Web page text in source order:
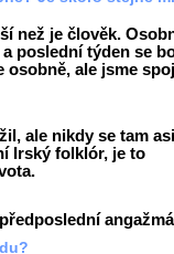
než je člověk.
poslední týden se
osobně, ale jsme
ale nikdy se tam asi
Irský folklór, je to